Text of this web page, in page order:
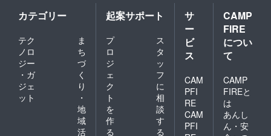
係留飛
行（搭
乗体
験）の
気球は
選べま
せんの
承くだ
さい。
カテゴリー
テク
ノロ
ジー
・ガ
ジェ
ット
ま
ち
づ
く
り
・
地
域
活
起案サポート
プ
ロ
ジ
ェ
ク
ト
を
作
る
ス
タ
ッ
フ
に
相
談
す
る
サ
ー
ビ
ス
CAM
PFI
RE
CAM
PFI
CAMP
FIRE
につい
て
CAMP
FIREと
は
あんし
ん・安